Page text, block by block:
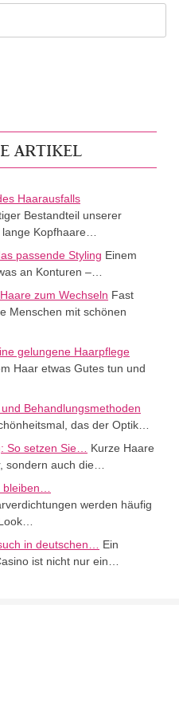
ARTIKEL
Haarausfalls
Bestandteil unserer
lange Kopfhaare…
passende Styling Einem
an Konturen –…
zum Wechseln Fast
Menschen mit schönen
gelungene Haarpflege
Haar etwas Gutes tun und
Behandlungsmethoden
das der Optik…
So setzen Sie… Kurze Haare
sondern auch die…
bleiben…
werden häufig
in deutschen… Ein
ist nicht nur ein…